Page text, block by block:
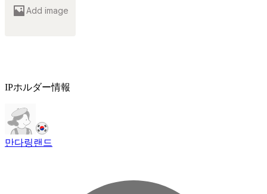
Add image
IPホルダー情報
만다링랜드